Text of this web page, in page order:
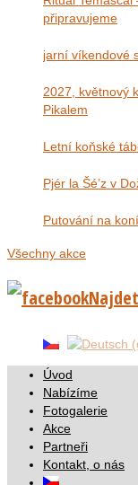
připravujeme
jarní víkendové
2027, květnový
Pikalem
Letní koňské
Pjér la Šé’z v
Putování na
Všechny akce
Úvod
Nabízíme
Fotogalerie
Akce
Partneři
Kontakt, o nás